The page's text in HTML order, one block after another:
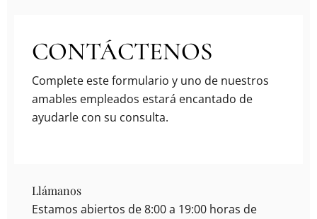
CONTÁCTENOS
Complete este formulario y uno de nuestros
amables empleados estará encantado de
ayudarle con su consulta.
Llámanos
Estamos abiertos de 8:00 a 19:00 horas de